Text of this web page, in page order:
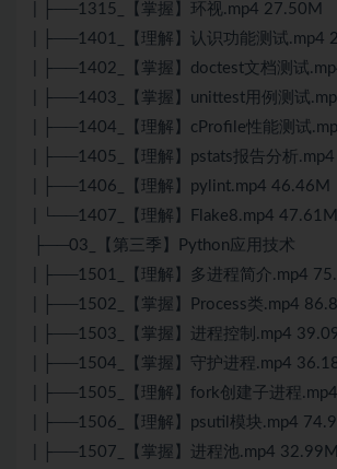
| ├──1315_【掌握】环视.mp4 27.50M
| ├──1401_【理解】认识功能测试.mp4
| ├──1402_【掌握】doctest文档测试
| ├──1403_【掌握】unittest用例测试
| ├──1404_【理解】cProfile性能测试
| ├──1405_【理解】pstats报告分析
| ├──1406_【理解】pylint.mp4 46.46M
| └──1407_【理解】Flake8.mp4 47.61M
├──03_【第三季】Python应用技术
| ├──1501_【理解】多进程简介.mp4
| ├──1502_【掌握】Process类.mp4
| ├──1503_【掌握】进程控制.mp4
| ├──1504_【掌握】守护进程.mp4
| ├──1505_【理解】fork创建子进程
| ├──1506_【理解】psutil模块.mp4
| ├──1507_【掌握】进程池.mp4 32.99M